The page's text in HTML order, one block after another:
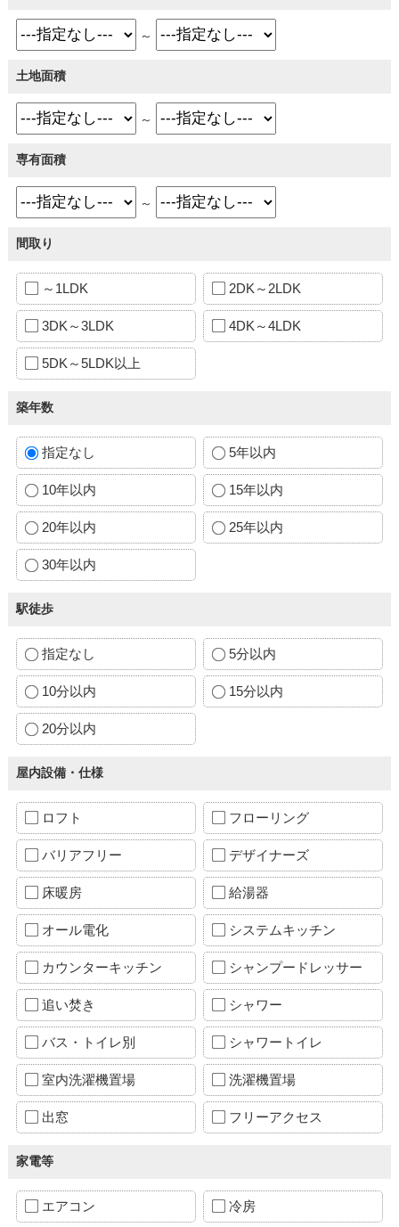
～
土地面積
～
専有面積
～
間取り
～1LDK 2DK～2LDK
3DK～3LDK 4DK～4LDK
5DK～5LDK以上
築年数
指定なし 5年以内
10年以内 15年以内
20年以内 25年以内
30年以内
駅徒歩
指定なし 5分以内
10分以内 15分以内
20分以内
屋内設備・仕様
ロフト フローリング
バリアフリー デザイナーズ
床暖房 給湯器
オール電化 システムキッチン
カウンターキッチン シャンプードレッサー
追い焚き シャワー
バス・トイレ別 シャワートイレ
室内洗濯機置場 洗濯機置場
出窓 フリーアクセス
家電等
エアコン 冷房